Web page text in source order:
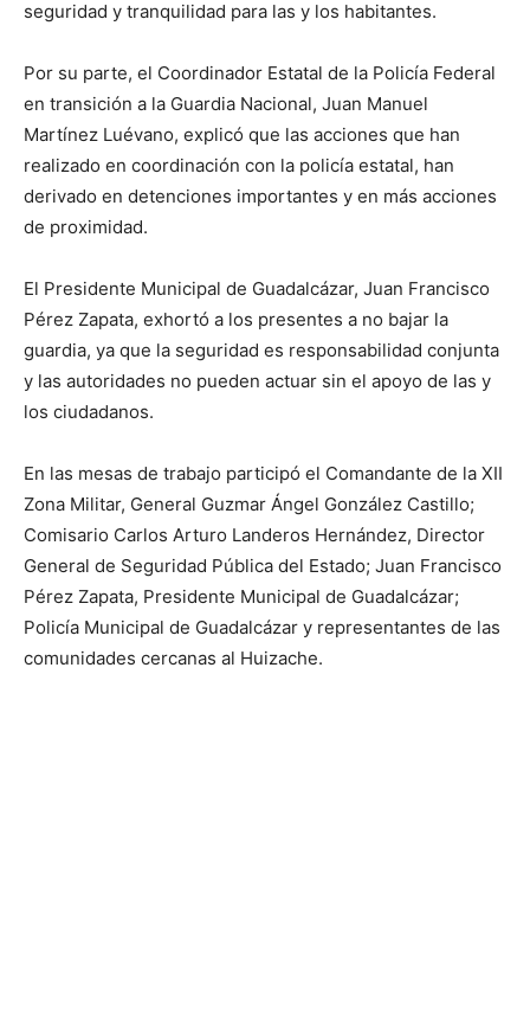
seguridad y tranquilidad para las y los habitantes.
Por su parte, el Coordinador Estatal de la Policía Federal
en transición a la Guardia Nacional, Juan Manuel
Martínez Luévano, explicó que las acciones que han
realizado en coordinación con la policía estatal, han
derivado en detenciones importantes y en más acciones
de proximidad.
El Presidente Municipal de Guadalcázar, Juan Francisco
Pérez Zapata, exhortó a los presentes a no bajar la
guardia, ya que la seguridad es responsabilidad conjunta
y las autoridades no pueden actuar sin el apoyo de las y
los ciudadanos.
En las mesas de trabajo participó el Comandante de la XII
Zona Militar, General Guzmar Ángel González Castillo;
Comisario Carlos Arturo Landeros Hernández, Director
General de Seguridad Pública del Estado; Juan Francisco
Pérez Zapata, Presidente Municipal de Guadalcázar;
Policía Municipal de Guadalcázar y representantes de las
comunidades cercanas al Huizache.